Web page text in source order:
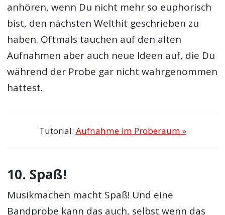
anhören, wenn Du nicht mehr so euphorisch
bist, den nächsten Welthit geschrieben zu
haben. Oftmals tauchen auf den alten
Aufnahmen aber auch neue Ideen auf, die Du
während der Probe gar nicht wahrgenommen
hattest.
Tutorial: Aufnahme im Proberaum »
10. Spaß!
Musikmachen macht Spaß! Und eine
Bandprobe kann das auch, selbst wenn das